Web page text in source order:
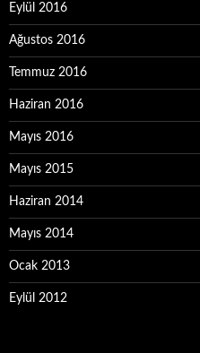
Eylül 2016
Ağustos 2016
Temmuz 2016
Haziran 2016
Mayıs 2016
Mayıs 2015
Haziran 2014
Mayıs 2014
Ocak 2013
Eylül 2012